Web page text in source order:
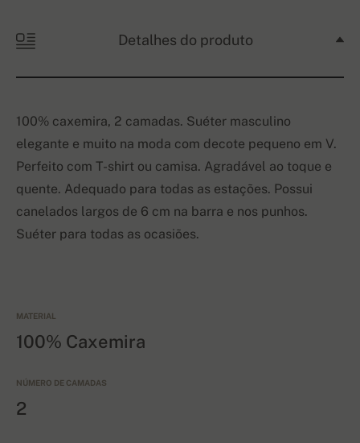
Detalhes do produto
100% caxemira, 2 camadas. Suéter masculino
elegante e muito na moda com decote pequeno em V.
Perfeito com T-shirt ou camisa. Agradável ao toque e
quente. Adequado para todas as estações. Possui
canelados largos de 6 cm na barra e nos punhos.
Suéter para todas as ocasiões.
MATERIAL
100% Caxemira
NÚMERO DE CAMADAS
2